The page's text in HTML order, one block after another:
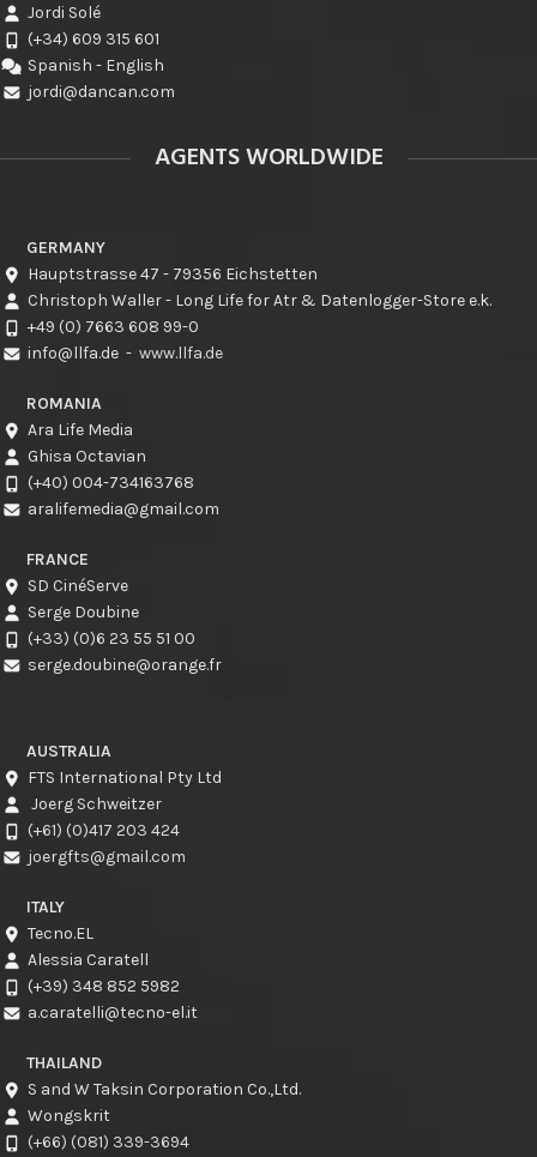
Jordi Solé
(+34) 609 315 601
Spanish - English
jordi@dancan.com
AGENTS WORLDWIDE
GERMANY
Hauptstrasse 47 - 79356 Eichstetten
Christoph Waller - Long Life for Atr & Datenlogger-Store e.k.
+49 (0) 7663 608 99-0
info@llfa.de - www.llfa.de
ROMANIA
Ara Life Media
Ghisa Octavian
(+40) 004-734163768
aralifemedia@gmail.com
FRANCE
SD CinéServe
Serge Doubine
(+33) (0)6 23 55 51 00
serge.doubine@orange.fr
AUSTRALIA
FTS International Pty Ltd
Joerg Schweitzer
(+61) (0)417 203 424
joergfts@gmail.com
ITALY
Tecno.EL
Alessia Caratell
(+39) 348 852 5982
a.caratelli@tecno-el.it
THAILAND
S and W Taksin Corporation Co.,Ltd.
Wongskrit
(+66) (081) 339-3694